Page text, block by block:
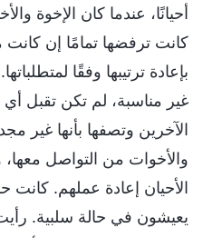
أحيانًا، عندما كان الإخوة
كانت ترفضها تمامًا إن كانت
بإعادة ترتيبها وفقًا
غير مناسبة، لم تكن تقبل
الآخرين وتصفها بأنها غير
والأخوات من التواصل
الأحيان إعادة عملهم. كانت
يعيشون في حالة سلبية.